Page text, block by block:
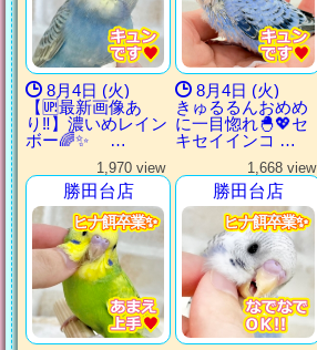
8月4日 (火)
【🆙最新画像あ
り‼️】濃いめレイン
ボー🌈✨ …
8月4日 (火)
きゅるるんおめめ
に一目惚れ🐣💖セ
キセイインコ …
1,970 view
勝田台店
ヒナ餌卒業✨
ヒナ餌卒業✨
ヒナ餌卒業✨
ヒナ餌卒業✨
1,668 view
勝田台店
ヒナ餌卒業✨
ヒナ餌卒業✨
ヒナ餌卒業✨
ヒナ餌卒業✨